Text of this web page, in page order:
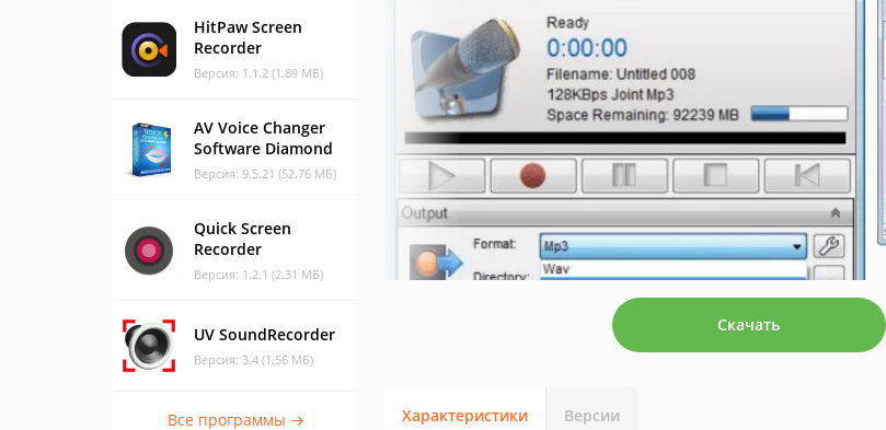
HitPaw Screen
Recorder
Версия: 1.1.2 (1.89 МБ)
AV Voice Changer
Software Diamond
Версия: 9.5.21 (52.76 МБ)
Quick Screen
Recorder
Версия: 1.2.1 (2.31 МБ)
UV SoundRecorder
Версия: 3.4 (1.56 МБ)
Все программы →
Скачать
Характеристики Версии